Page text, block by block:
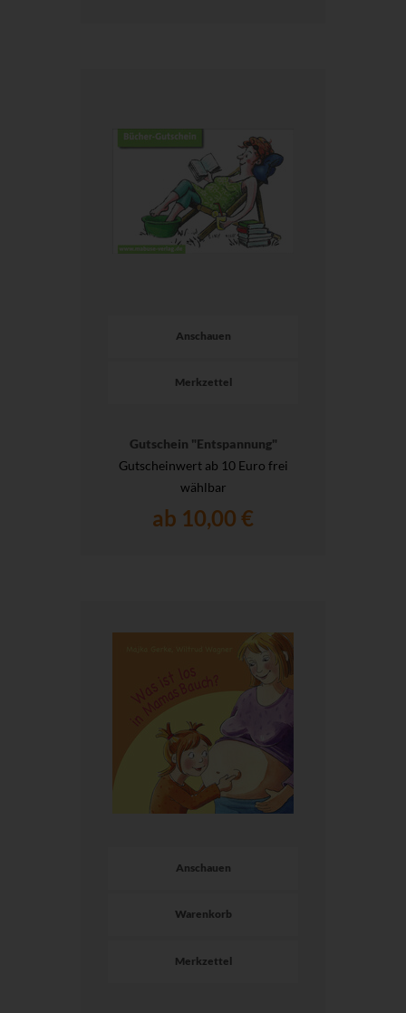
Anschauen
Merkzettel
Gutschein "Entspannung"
Gutscheinwert ab 10 Euro frei
wählbar
ab 10,00 €
Anschauen
Warenkorb
Merkzettel